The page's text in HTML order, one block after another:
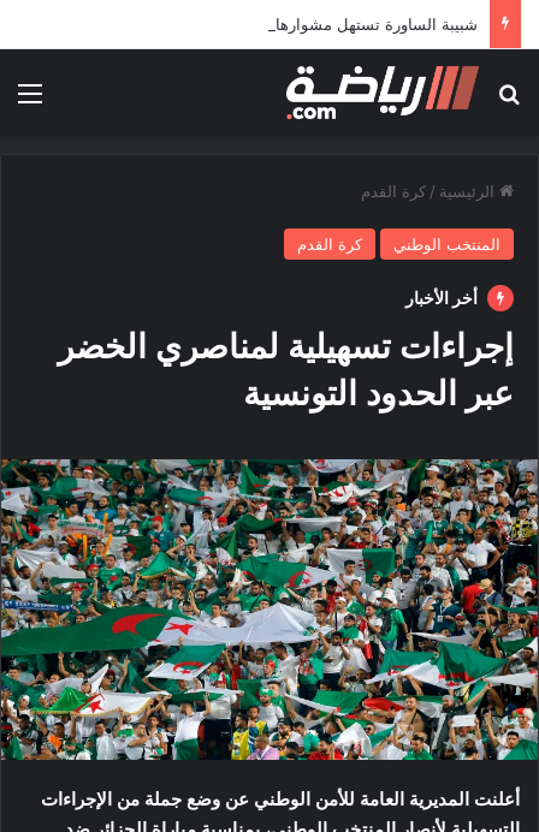
شبيبة الساورة تستهل مشوارها الإفريقي بمواجهة حافيا كوناكري
بحث عن
الرئيسية / كرة القدم
المنتخب الوطني كرة القدم
أخر الأخبار
إجراءات تسهيلية لمناصري الخضر
عبر الحدود التونسية
أعلنت المديرية العامة للأمن الوطني عن وضع جملة من الإجراءات